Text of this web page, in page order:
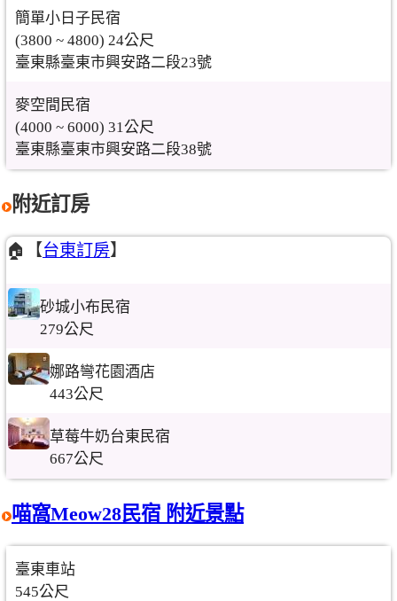
簡單小日子民宿
(3800 ~ 4800) 24公尺
臺東縣臺東市興安路二段23號
麥空間民宿
(4000 ~ 6000) 31公尺
臺東縣臺東市興安路二段38號
附近訂房
🏠【台東訂房】
砂城小布民宿
279公尺
娜路彎花園酒店
443公尺
草莓牛奶台東民宿
667公尺
喵窩Meow28民宿 附近景點
臺東車站
545公尺